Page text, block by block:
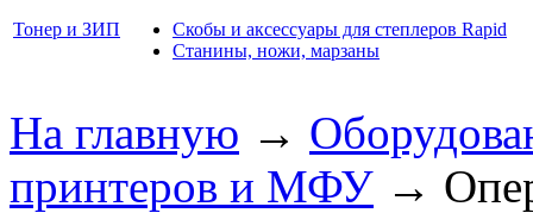
Тонер и ЗИП
Скобы и аксессуары для степлеров Rapid
Станины, ножи, марзаны
На главную →
принтеров и МФУ →